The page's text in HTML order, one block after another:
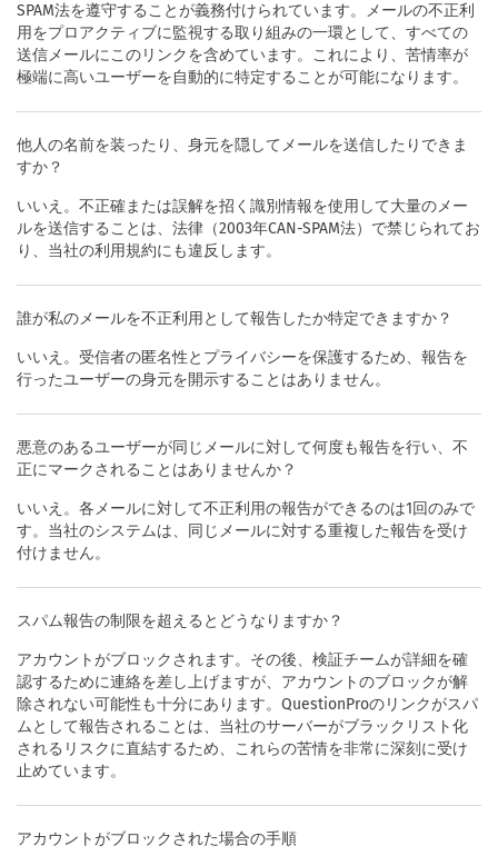
SPAM法を遵守することが義務付けられています。メールの不正利
用をプロアクティブに監視する取り組みの一環として、すべての
送信メールにこのリンクを含めています。これにより、苦情率が
極端に高いユーザーを自動的に特定することが可能になります。
他人の名前を装ったり、身元を隠してメールを送信したりできま
すか？
いいえ。不正確または誤解を招く識別情報を使用して大量のメー
ルを送信することは、法律（2003年CAN-SPAM法）で禁じられてお
り、当社の利用規約にも違反します。
誰が私のメールを不正利用として報告したか特定できますか？
いいえ。受信者の匿名性とプライバシーを保護するため、報告を
行ったユーザーの身元を開示することはありません。
悪意のあるユーザーが同じメールに対して何度も報告を行い、不
正にマークされることはありませんか？
いいえ。各メールに対して不正利用の報告ができるのは1回のみで
す。当社のシステムは、同じメールに対する重複した報告を受け
付けません。
スパム報告の制限を超えるとどうなりますか？
アカウントがブロックされます。その後、検証チームが詳細を確
認するために連絡を差し上げますが、アカウントのブロックが解
除されない可能性も十分にあります。QuestionProのリンクがスパ
ムとして報告されることは、当社のサーバーがブラックリスト化
されるリスクに直結するため、これらの苦情を非常に深刻に受け
止めています。
アカウントがブロックされた場合の手順